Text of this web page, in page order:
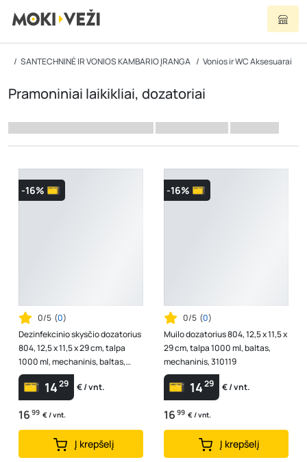
SANTECHNINĖ IR VONIOS KAMBARIO ĮRANGA Vonios ir WC Aksesuarai
Pramoniniai laikikliai, dozatoriai
-16%
0/5 (0)
Dezinfekcinio skysčio dozatorius
804, 12,5 x 11,5 x 29 cm, talpa
1000 ml, mechaninis, baltas,
310121
1429 € / vnt.
16 99 € / vnt.
Į krepšelį
-16%
0/5 (0)
Muilo dozatorius 804, 12,5 x 11,5 x
29 cm, talpa 1000 ml, baltas,
mechaninis, 310119
1429 € / vnt.
16 99 € / vnt.
Į krepšelį